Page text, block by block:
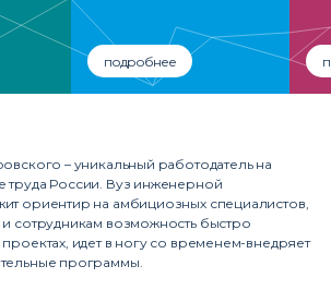
подробнее
– уникальный работодатель на
труда России. Вуз инженерной
ориентир на амбициозных специалистов,
сотрудникам возможность быстро
идет в ногу со временем-внедряет
программы.